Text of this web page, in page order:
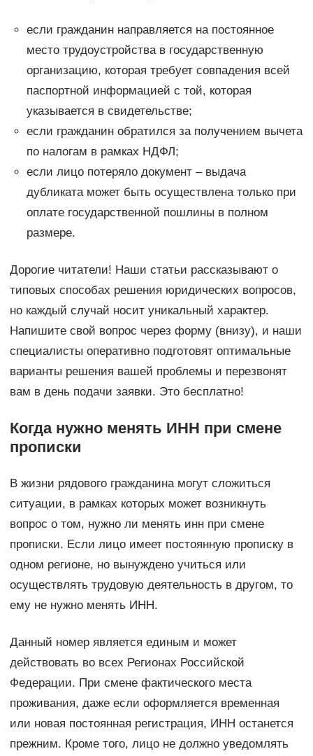
если гражданин направляется на постоянное
место трудоустройства в государственную
организацию, которая требует совпадения всей
паспортной информацией с той, которая
указывается в свидетельстве;
если гражданин обратился за получением вычета
по налогам в рамках НДФЛ;
если лицо потеряло документ – выдача
дубликата может быть осуществлена только при
оплате государственной пошлины в полном
размере.
Дорогие читатели! Наши статьи рассказывают о
типовых способах решения юридических вопросов,
но каждый случай носит уникальный характер.
Напишите свой вопрос через форму (внизу), и наши
специалисты оперативно подготовят оптимальные
варианты решения вашей проблемы и перезвонят
вам в день подачи заявки. Это бесплатно!
Когда нужно менять ИНН при смене
прописки
В жизни рядового гражданина могут сложиться
ситуации, в рамках которых может возникнуть
вопрос о том, нужно ли менять инн при смене
прописки. Если лицо имеет постоянную прописку в
одном регионе, но вынуждено учиться или
осуществлять трудовую деятельность в другом, то
ему не нужно менять ИНН.
Данный номер является единым и может
действовать во всех Регионах Российской
Федерации. При смене фактического места
проживания, даже если оформляется временная
или новая постоянная регистрация, ИНН останется
прежним. Кроме того, лицо не должно уведомлять